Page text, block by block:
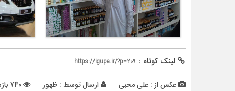
لینک کوتاه : https://igupa.ir/?p=209
عکس از : علی محبی ارسال توسط : ظهور